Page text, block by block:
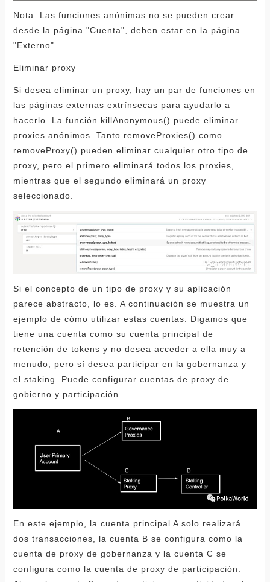
Nota: Las funciones anónimas no se pueden crear
desde la página "Cuenta", deben estar en la página
"Externo".
Eliminar proxy
Si desea eliminar un proxy, hay un par de funciones en
las páginas externas extrínsecas para ayudarlo a
hacerlo. La función killAnonymous() puede eliminar
proxies anónimos. Tanto removeProxies() como
removeProxy() pueden eliminar cualquier otro tipo de
proxy, pero el primero eliminará todos los proxies,
mientras que el segundo eliminará un proxy
seleccionado.
Si el concepto de un tipo de proxy y su aplicación
parece abstracto, lo es. A continuación se muestra un
ejemplo de cómo utilizar estas cuentas. Digamos que
tiene una cuenta como su cuenta principal de
retención de tokens y no desea acceder a ella muy a
menudo, pero sí desea participar en la gobernanza y
el staking. Puede configurar cuentas de proxy de
gobierno y participación.
En este ejemplo, la cuenta principal A solo realizará
dos transacciones, la cuenta B se configura como la
cuenta de proxy de gobernanza y la cuenta C se
configura como la cuenta de proxy de participación.